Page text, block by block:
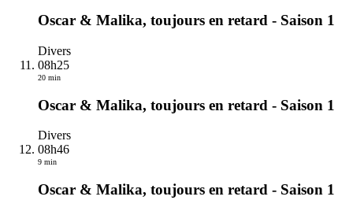
Oscar & Malika, toujours en retard - Saison 1
Divers
08h25
20 min
Oscar & Malika, toujours en retard - Saison 1
Divers
08h46
9 min
Oscar & Malika, toujours en retard - Saison 1